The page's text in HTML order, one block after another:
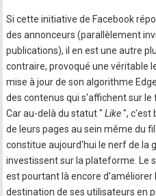
Si cette initiative de Facebook
des annonceurs (parallèlement
publications), il en est une autre
contraire, provoqué une véritable
mise à jour de son algorithme
des contenus qui s'affichent sur le
Car au-delà du statut " Like", c'est
de leurs pages au sein même du
constitue aujourd'hui le nerf de la
investissent sur la plateforme. Le
est pourtant là encore d'améliorer
destination de ses utilisateurs en